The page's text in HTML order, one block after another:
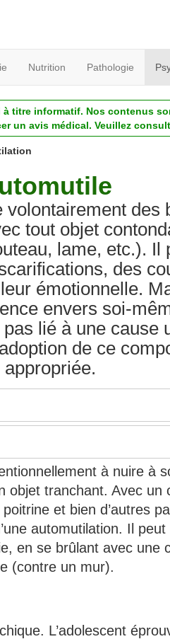
Nutrition Pathologie
titre informatif. Nos contenus
un avis médical. Veuillez
volontairement des
tout objet
lame, etc.). Il
des
émotionnelle.
envers soi-
lié à une cause
de ce
à nuire à
objet tranchant. Avec un
et bien d’autres
automutilation. Il peut
en se brûlant avec une
(contre un mur).
L’adolescent